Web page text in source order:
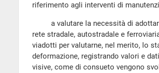
riferimento agli interventi di
a valutare la necessità di adottare
rete stradale, autostradale e
viadotti per valutarne, nel merito, lo
deformazione, registrando valori e
visive, come di consueto vengono